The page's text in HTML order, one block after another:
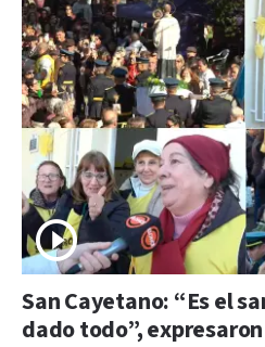
San Cayetano: “Es el
dado todo”,